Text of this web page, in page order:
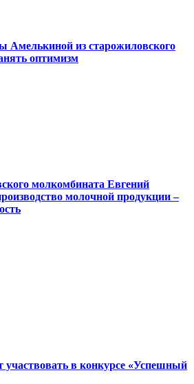
Амелькиной из старожиловского
оптимизм
молкомбината Евгений
молочной продукции –
участвовать в конкурсе «Успешный